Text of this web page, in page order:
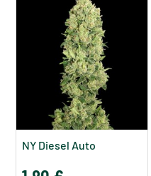
NY Diesel Auto